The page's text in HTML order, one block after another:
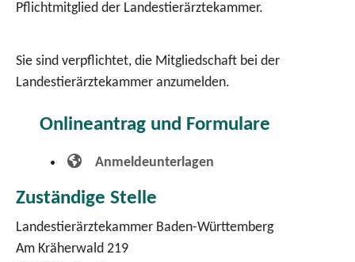
Pflichtmitglied der Landestierärztekammer.
Sie sind verpflichtet, die Mitgliedschaft bei der
Landestierärztekammer anzumelden.
Onlineantrag und Formulare
Anmeldeunterlagen
Zuständige Stelle
Landestierärztekammer Baden-Württemberg
Am Kräherwald 219